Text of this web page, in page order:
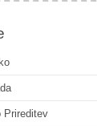
Prireditev